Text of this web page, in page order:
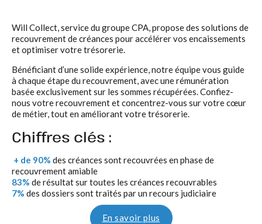
Will Collect, service du groupe CPA, propose des solutions de
recouvrement de créances pour accélérer vos encaissements
et optimiser votre trésorerie.
Bénéficiant d’une solide expérience, notre équipe vous guide
à chaque étape du recouvrement, avec une rémunération
basée exclusivement sur les sommes récupérées. Confiez-
nous votre recouvrement et concentrez-vous sur votre cœur
de métier, tout en améliorant votre trésorerie.
Chiffres clés :
+ de 90% des créances sont recouvrées en phase de
recouvrement amiable
83% de résultat sur toutes les créances recouvrables
7% des dossiers sont traités par un recours judiciaire
En savoir plus